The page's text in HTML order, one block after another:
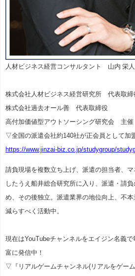
人材ビジネス経営コンサルタント 山内 栄
株式会社人材ビジネス経営研究所 代表取締
株式会社過去オール善 代表取締役
高付加価値型アウトソーシング研究会 主催
▽全国の派遣会社約140社が正会員として加
https://www.jinzai-biz.co.jp/studygroup/
請負現場を複数立ち上げ、派遣の担当者、
したうえ船井総合研究所に入り、派遣・請
め、その後独立。派遣業界の地位向上、不
減らすべく活動中。
現在はYouTubeチャンネルをエイジン名義
富に発信中！
▽『リアルゲームチャンネル(リアルをゲー